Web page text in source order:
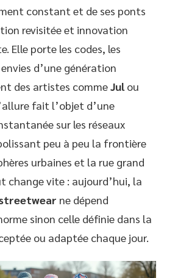
constant et de ses ponts
revisitée et innovation
Elle porte les codes, les
d’une génération
des artistes commeJulou
fait l’objet d’une
sur les réseaux
peu à peu la frontière
urbaines et la rue grand
change vite : aujourd’hui, la
ne dépend
sinon celle définie dans la
ou adaptée chaque jour.